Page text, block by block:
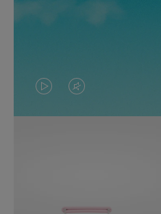
DAS
VIDEO
VIDEO
IST